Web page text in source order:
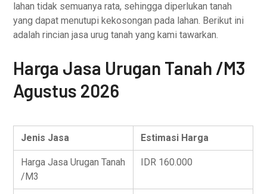
lahan tidak semuanya rata, sehingga diperlukan tanah
yang dapat menutupi kekosongan pada lahan. Berikut ini
adalah rincian jasa urug tanah yang kami tawarkan.
Harga Jasa Urugan Tanah /M3
Agustus 2026
Jenis Jasa Estimasi Harga
Harga Jasa Urugan Tanah
/M3
IDR 160.000